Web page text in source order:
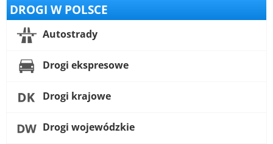
DROGI W POLSCE
Autostrady
Drogi ekspresowe
Drogi krajowe
Drogi wojewódzkie